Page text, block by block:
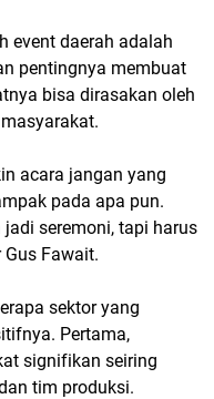
event daerah adalah
pentingnya membuat
bisa dirasakan oleh
acara jangan yang
pada apa pun.
seremoni, tapi harus
Fawait.
sektor yang
Pertama,
signifikan seiring
tim produksi.